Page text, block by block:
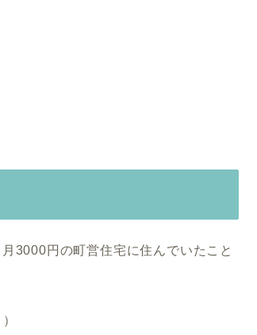
3000円の町営住宅に住んでいたこと